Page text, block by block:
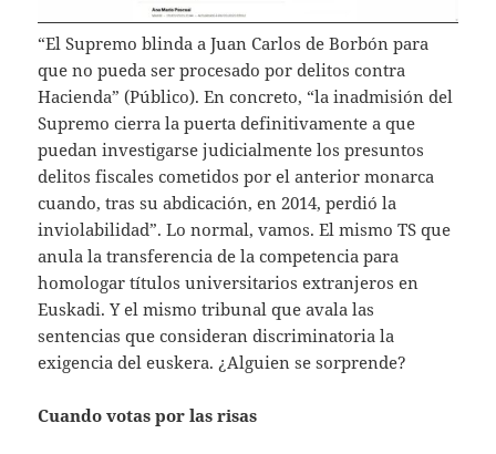
“El Supremo blinda a Juan Carlos de Borbón para
que no pueda ser procesado por delitos contra
Hacienda” (Público). En concreto, “la inadmisión del
Supremo cierra la puerta definitivamente a que
puedan investigarse judicialmente los presuntos
delitos fiscales cometidos por el anterior monarca
cuando, tras su abdicación, en 2014, perdió la
inviolabilidad”. Lo normal, vamos. El mismo TS que
anula la transferencia de la competencia para
homologar títulos universitarios extranjeros en
Euskadi. Y el mismo tribunal que avala las
sentencias que consideran discriminatoria la
exigencia del euskera. ¿Alguien se sorprende?
Cuando votas por las risas